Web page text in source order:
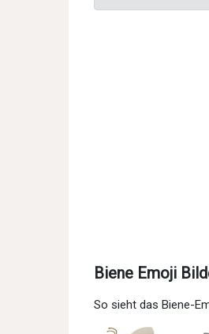
Biene Emoji
So sieht das Biene-